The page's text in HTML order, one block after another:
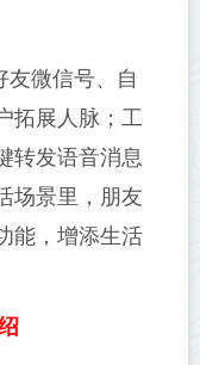
友微信号、自
拓展人脉；工
转发语音消息
场景里，朋友
能，增添生活